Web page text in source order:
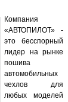
Компания
«АВТОПИЛОТ» -
это бесспорный
лидер на рынке
пошива
автомобильных
чехлов для
любых моделей